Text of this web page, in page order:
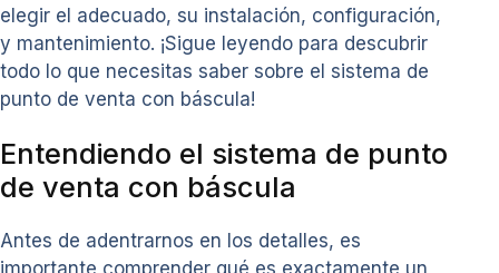
elegir el adecuado, su instalación, configuración,
y mantenimiento. ¡Sigue leyendo para descubrir
todo lo que necesitas saber sobre el sistema de
punto de venta con báscula!
Entendiendo el sistema de punto
de venta con báscula
Antes de adentrarnos en los detalles, es